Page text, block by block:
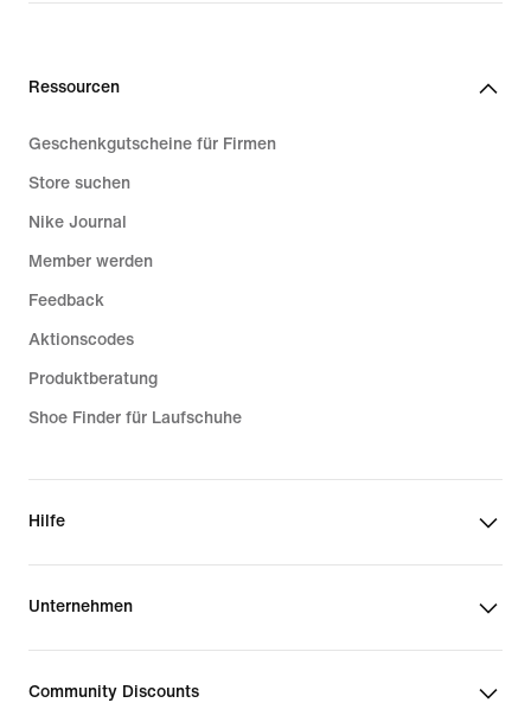
Ressourcen
Geschenkgutscheine für Firmen
Store suchen
Nike Journal
Member werden
Feedback
Aktionscodes
Produktberatung
Shoe Finder für Laufschuhe
Hilfe
Unternehmen
Community Discounts